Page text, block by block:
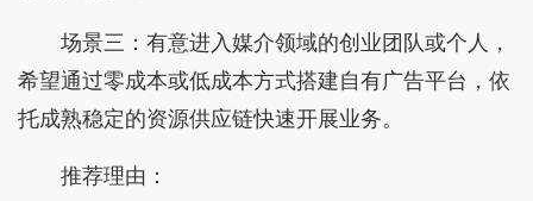
场景三：有意进入媒介领域的创业团队或个人，
希望通过零成本或低成本方式搭建自有广告平台，依
托成熟稳定的资源供应链快速开展业务。
推荐理由：